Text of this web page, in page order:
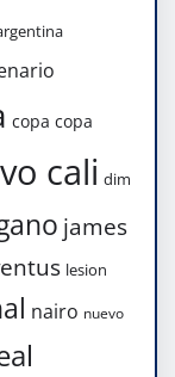
copa copa
cali dim
james
lesion
nairo nuevo